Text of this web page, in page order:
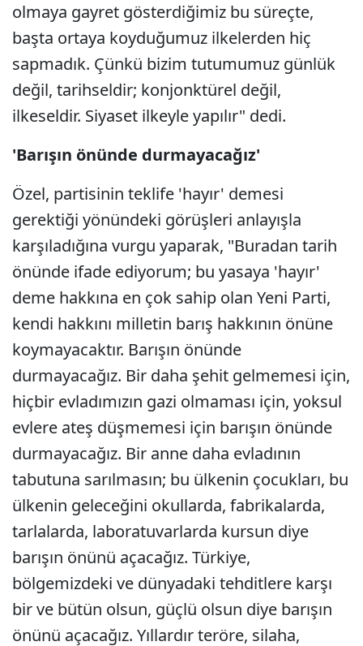
olmaya gayret gösterdiğimiz bu süreçte,
başta ortaya koyduğumuz ilkelerden hiç
sapmadık. Çünkü bizim tutumumuz günlük
değil, tarihseldir; konjonktürel değil,
ilkeseldir. Siyaset ilkeyle yapılır" dedi.
'Barışın önünde durmayacağız'
Özel, partisinin teklife 'hayır' demesi
gerektiği yönündeki görüşleri anlayışla
karşıladığına vurgu yaparak, "Buradan tarih
önünde ifade ediyorum; bu yasaya 'hayır'
deme hakkına en çok sahip olan Yeni Parti,
kendi hakkını milletin barış hakkının önüne
koymayacaktır. Barışın önünde
durmayacağız. Bir daha şehit gelmemesi için,
hiçbir evladımızın gazi olmaması için, yoksul
evlere ateş düşmemesi için barışın önünde
durmayacağız. Bir anne daha evladının
tabutuna sarılmasın; bu ülkenin çocukları, bu
ülkenin geleceğini okullarda, fabrikalarda,
tarlalarda, laboratuvarlarda kursun diye
barışın önünü açacağız. Türkiye,
bölgemizdeki ve dünyadaki tehditlere karşı
bir ve bütün olsun, güçlü olsun diye barışın
önünü açacağız. Yıllardır teröre, silaha,